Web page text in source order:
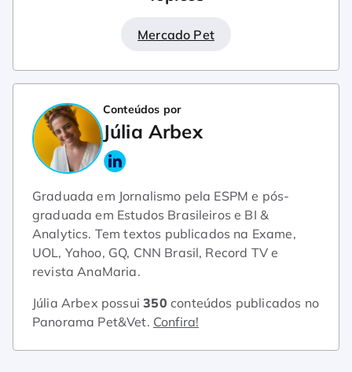
Mercado Pet
Conteúdos por
Júlia Arbex
Graduada em Jornalismo pela ESPM e pós-
graduada em Estudos Brasileiros e BI &
Analytics. Tem textos publicados na Exame,
UOL, Yahoo, GQ, CNN Brasil, Record TV e
revista AnaMaria.
Júlia Arbex possui350 conteúdos publicados no
Panorama Pet&Vet. Confira!